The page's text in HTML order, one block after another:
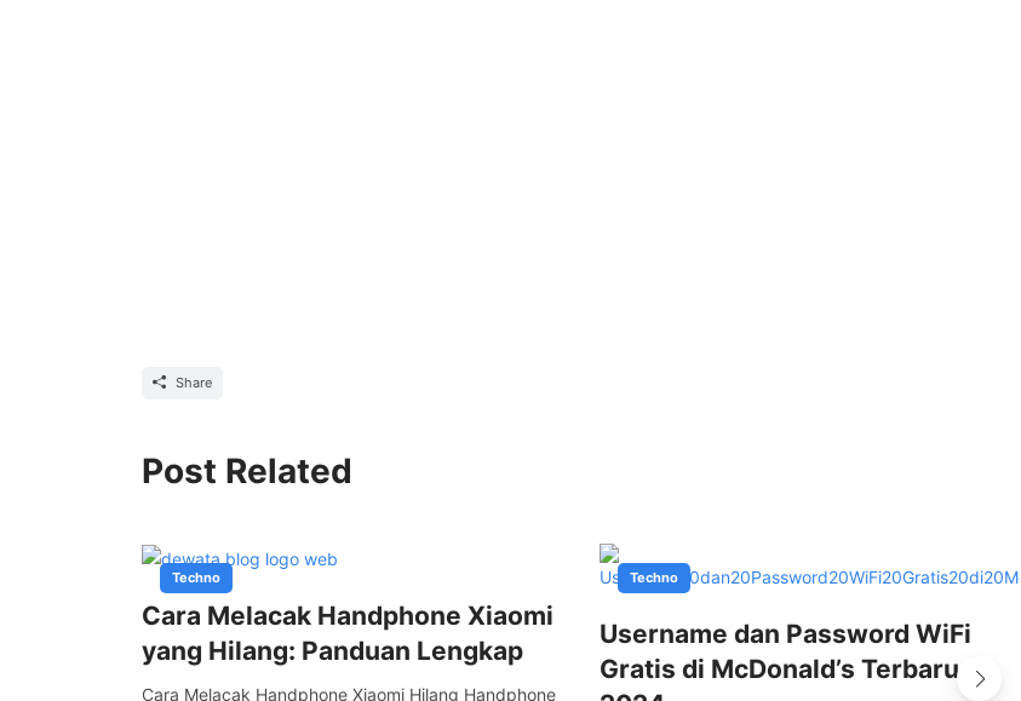
Share
Post Related
Techno
Cara Melacak Handphone Xiaomi
yang Hilang: Panduan Lengkap
Cara Melacak Handphone Xiaomi Hilang Handphone
Techno
Username dan Password WiFi
Gratis di McDonald’s Terbaru